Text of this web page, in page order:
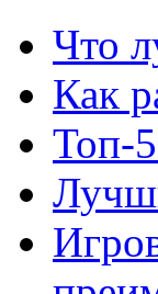
Что
Как
Топ-